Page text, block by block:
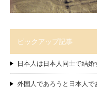
ピックアップ記事
日本人は日本人同士で結
外国人であろうと日本人